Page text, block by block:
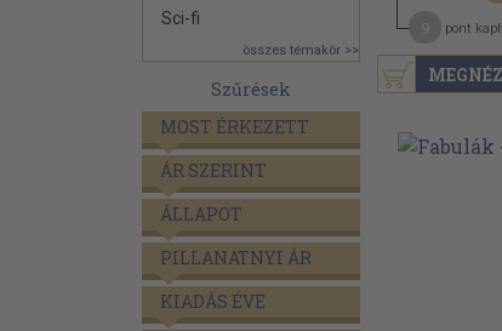
Sci-fi
összes témakör >>
Szűrések
MOST ÉRKEZETT
ÁR SZERINT
ÁLLAPOT
PILLANATNYI ÁR
KIADÁS ÉVE
pont